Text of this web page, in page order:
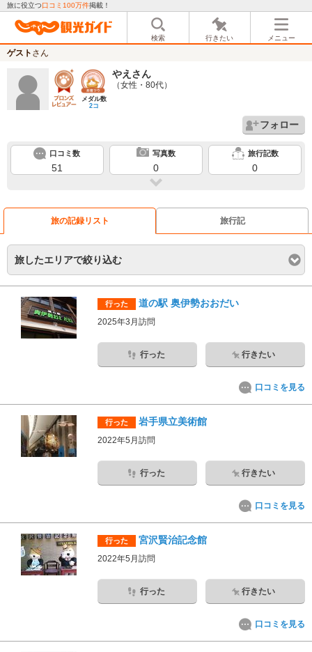
旅に役立つ口コミ100万件掲載！
検索 行きたい メニュー
ゲスト さん
メダル数
2コ
やえ さん
（女性・80代）
フォロー
口コミ数
51
写真数
0
旅行記数
0
旅の記録リスト 旅行記
旅したエリアで絞り込む
行った 道の駅 奥伊勢おおだい
2025年3月訪問
行った 行きたい
口コミを見る
行った 岩手県立美術館
2022年5月訪問
行った 行きたい
口コミを見る
行った 宮沢賢治記念館
2022年5月訪問
行った 行きたい
口コミを見る